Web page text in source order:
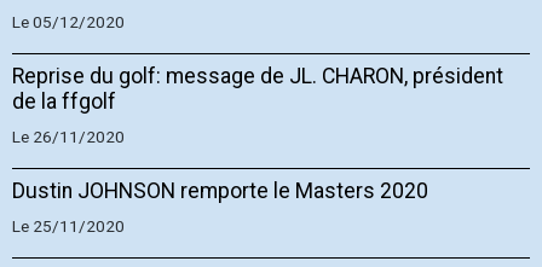
Le 05/12/2020
Reprise du golf: message de JL. CHARON, président
de la ffgolf
Le 26/11/2020
Dustin JOHNSON remporte le Masters 2020
Le 25/11/2020